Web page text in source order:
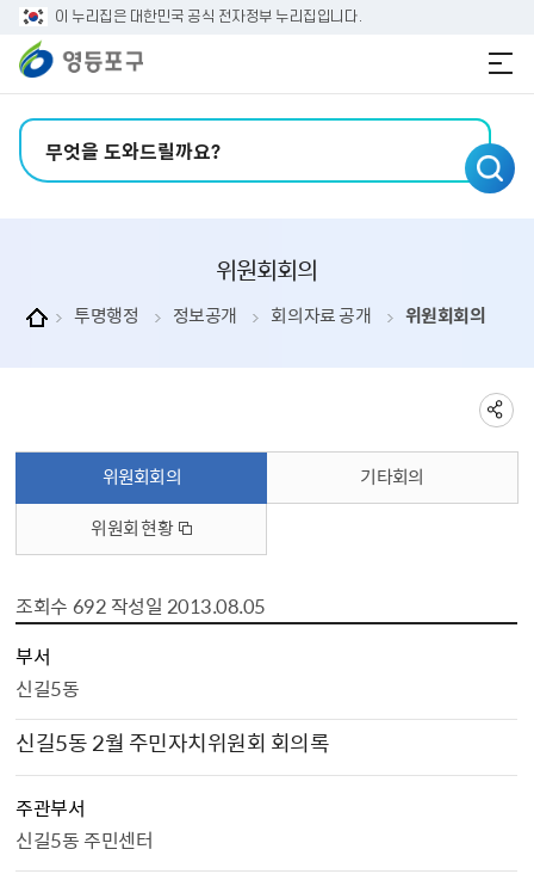
본문 바로가기
주메뉴 바로가기
이 누리집은 대한민국 공식 전자정부 누리집입니다.
위원회회의
투명행정 정보공개 회의자료 공개 위원회회의
위원회회의
기타회의
위원회 현황
조회수 692 작성일 2013.08.05
부서
신길5동
신길5동 2월 주민자치위원회 회의록
주관부서
신길5동 주민센터